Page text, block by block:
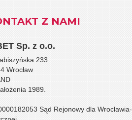
Z NAMI
Sp. z o.o.
233
Wrocław
1989.
Sąd Rejonowy dla Wrocławia-